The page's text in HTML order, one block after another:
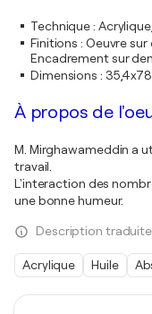
Technique:
Finitions : Oeuvre sur
Encadrement sur
Dimensions :
À propos de
M. Mirghawameddin a
travail.
L'interaction des
une bonne humeur.
Description
Acrylique Huile